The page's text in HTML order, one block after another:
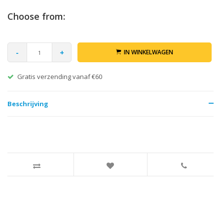
Choose from:
- + IN WINKELWAGEN
Gratis verzending vanaf €60
Beschrijving